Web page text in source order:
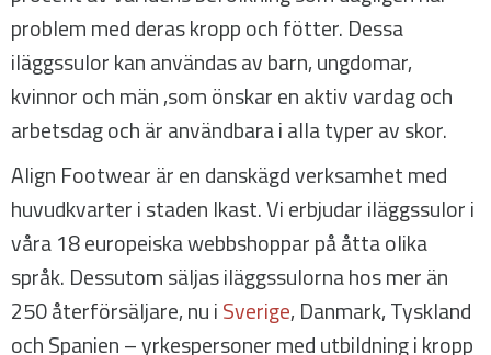
problem med deras kropp och fötter. Dessa
iläggssulor kan användas av barn, ungdomar,
kvinnor och män ,som önskar en aktiv vardag och
arbetsdag och är användbara i alla typer av skor.
Align Footwear är en danskägd verksamhet med
huvudkvarter i staden Ikast. Vi erbjudar iläggssulor i
våra 18 europeiska webbshoppar på åtta olika
språk. Dessutom säljas iläggssulorna hos mer än
250 återförsäljare, nu i Sverige, Danmark, Tyskland
och Spanien – yrkespersoner med utbildning i kropp